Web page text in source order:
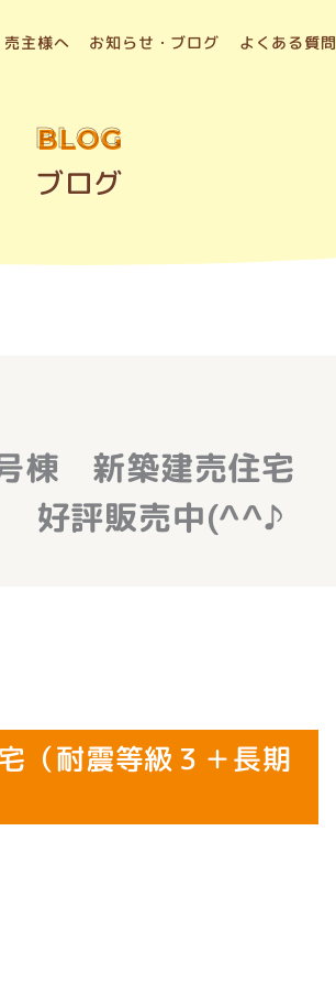
主様へ お知らせ・ブログ よくある質問
BLOG
ブログ
棟 新築建売住宅
好評販売中(^^♪
耐震等級３＋長期